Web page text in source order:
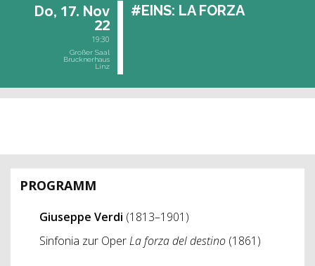
Do, 17. Nov
22
19:30
Großer Saal
Brucknerhaus
Linz
#EINS: LA FORZA
PROGRAMM
Giuseppe Verdi (1813–1901)
Sinfonia zur OperLa forza del destino (1861)